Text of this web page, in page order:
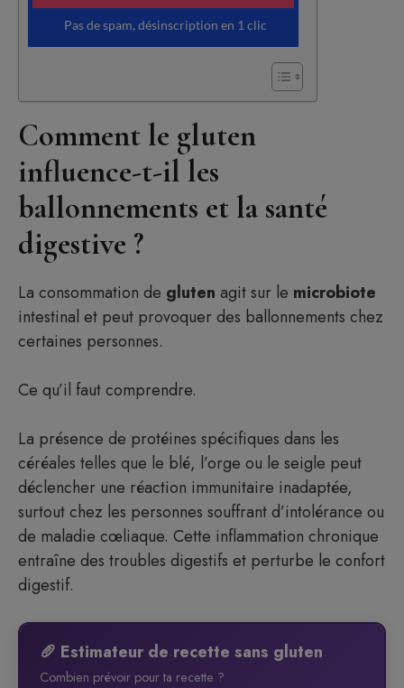
Comment le gluten
influence-t-il les
ballonnements et la santé
digestive ?
La consommation de gluten agit sur le microbiote
intestinal et peut provoquer des ballonnements chez
certaines personnes.
Ce qu’il faut comprendre.
La présence de protéines spécifiques dans les
céréales telles que le blé, l’orge ou le seigle peut
déclencher une réaction immunitaire inadaptée,
surtout chez les personnes souffrant d’intolérance ou
de maladie cœliaque. Cette inflammation chronique
entraîne des troubles digestifs et perturbe le confort
digestif.
🥖 Estimateur de recette sans gluten
Combien prévoir pour ta recette ?